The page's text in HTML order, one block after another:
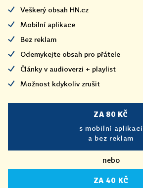
Veškerý obsah HN.cz
Mobilní aplikace
Bez reklam
Odemykejte obsah pro přátele
Články v audioverzi + playlist
Možnost kdykoliv zrušit
ZA 80 KČ
s mobilní aplikací
a bez reklam
nebo
ZA 40 KČ